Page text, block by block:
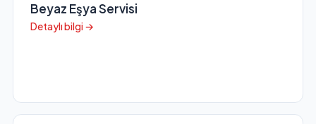
Beyaz Eşya Servisi
Detaylı bilgi →